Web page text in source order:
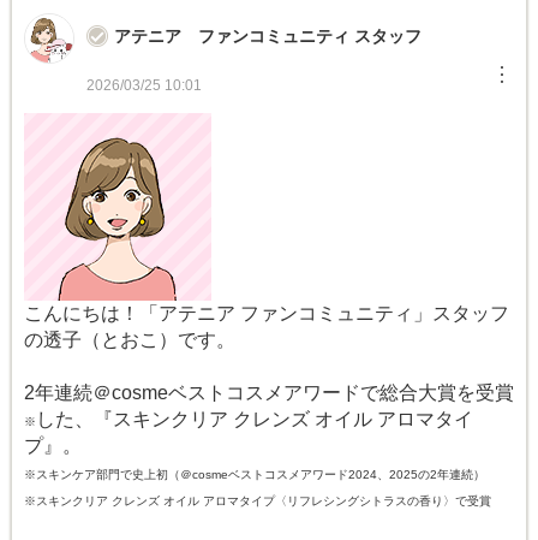
アテニア ファンコミュニティ スタッフ
2026/03/25 10:01 ︙
こんにちは！「アテニア ファンコミュニティ」スタッフ
の透子（とおこ）です。
2年連続＠cosmeベストコスメアワードで総合大賞を受賞
※ した、『スキンクリア クレンズ オイル アロマタイ
プ』。
※スキンケア部門で史上初（＠cosmeベストコスメアワード2024、2025の2年連続）
※スキンクリア クレンズ オイル アロマタイプ〈リフレシングシトラスの香り〉で受賞